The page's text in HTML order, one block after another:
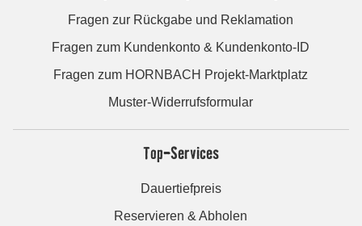
Fragen zur Rückgabe und Reklamation
Fragen zum Kundenkonto & Kundenkonto-ID
Fragen zum HORNBACH Projekt-Marktplatz
Muster-Widerrufsformular
Top-Services
Dauertiefpreis
Reservieren & Abholen